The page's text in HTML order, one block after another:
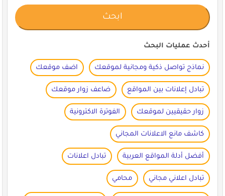
أحدث عمليات البحث
نماذج تواصل ذكية ومجانية لموقعك اضف موقعك
تبادل إعلانات بين المواقع ضاعف زوار موقعك
زوار حقيقيين لموقعك الفوترة الاكترونية
كاشف مانع الاعلانات المجاني
أفضل أدلة المواقع العربية تبادل اعلانات
تبادل اعلاني مجاني محامي